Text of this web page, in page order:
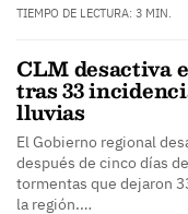
TIEMPO DE LECTURA: 3 MIN.
CLM desactiva
tras 33
lluvias
El Gobierno regional
después de cinco días
tormentas que dejaron
la región.…